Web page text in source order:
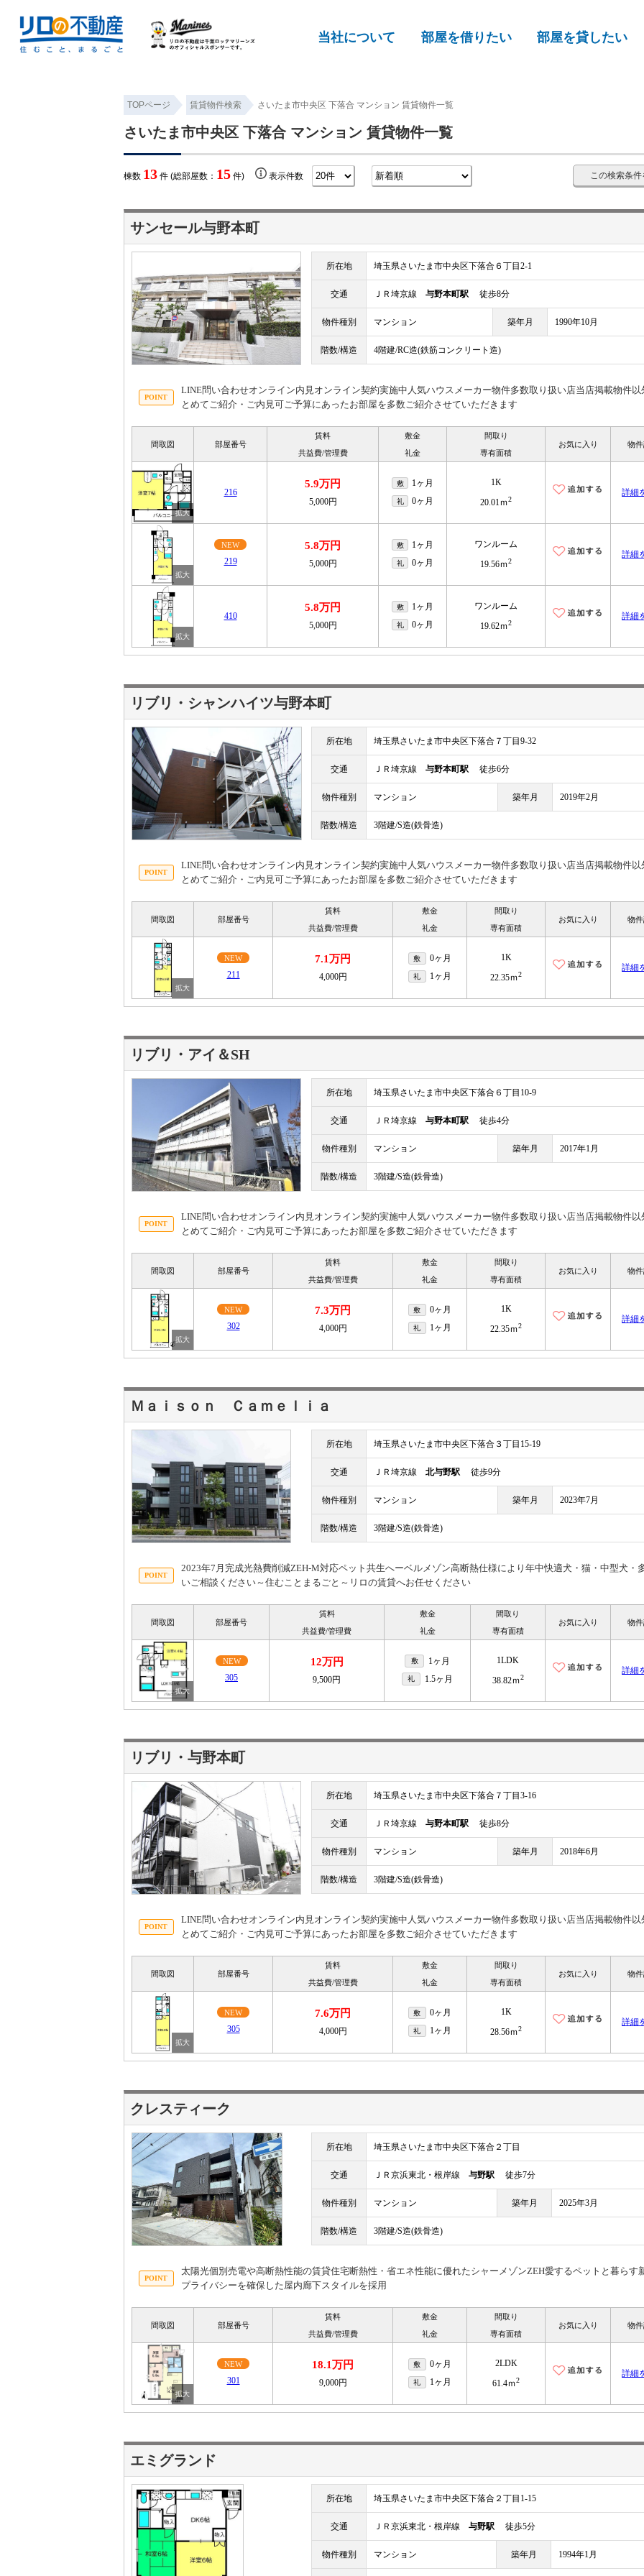
当社について 部屋を借りたい 部屋を貸したい
TOPページ 賃貸物件検索 さいたま市中央区 下落合 マンション 賃貸物件一覧
さいたま市中央区 下落合 マンション 賃貸物件一覧
棟数 13 件 (総部屋数： 15 件) 表示件数 この検索条
サンセール与野本町
所在地 埼玉県さいたま市中央区下落合６丁目2-1
交通 ＪＲ埼京線 与野本町駅 徒歩8分
物件種別 マンション 築年月 1990年10月
階数/構造 4階建/RC造(鉄筋コンクリート造)
LINE問い合わせオンライン内見オンライン契約実施中人気ハウスメーカー物件多数取り扱い店当店掲載物件以
とめてご紹介・ご内見可ご予算にあったお部屋を多数ご紹介させていただきます
間取図 部屋番号
賃料
共益費/管理費
敷金
礼金
間取り
専有面積
お気に入り 物
216
5.9万円
5,000円
敷 1ヶ月
礼 0ヶ月
1K
20.01ｍ2
詳細
NEW
219
5.8万円
5,000円
敷 1ヶ月
礼 0ヶ月
ワンルーム
19.56ｍ2
詳細
410
5.8万円
5,000円
敷 1ヶ月
礼 0ヶ月
ワンルーム
19.62ｍ2
詳細
リブリ・シャンハイツ与野本町
所在地 埼玉県さいたま市中央区下落合７丁目9-32
交通 ＪＲ埼京線 与野本町駅 徒歩6分
物件種別 マンション 築年月 2019年2月
階数/構造 3階建/S造(鉄骨造)
LINE問い合わせオンライン内見オンライン契約実施中人気ハウスメーカー物件多数取り扱い店当店掲載物件以
とめてご紹介・ご内見可ご予算にあったお部屋を多数ご紹介させていただきます
間取図 部屋番号
賃料
共益費/管理費
敷金
礼金
間取り
専有面積
お気に入り 物
NEW
211
7.1万円
4,000円
敷 0ヶ月
礼 1ヶ月
1K
22.35ｍ2
詳細
リブリ・アイ＆SH
所在地 埼玉県さいたま市中央区下落合６丁目10-9
交通 ＪＲ埼京線 与野本町駅 徒歩4分
物件種別 マンション 築年月 2017年1月
階数/構造 3階建/S造(鉄骨造)
LINE問い合わせオンライン内見オンライン契約実施中人気ハウスメーカー物件多数取り扱い店当店掲載物件以
とめてご紹介・ご内見可ご予算にあったお部屋を多数ご紹介させていただきます
間取図 部屋番号
賃料
共益費/管理費
敷金
礼金
間取り
専有面積
お気に入り 物
NEW
302
7.3万円
4,000円
敷 0ヶ月
礼 1ヶ月
1K
22.35ｍ2
詳細
Ｍａｉｓｏｎ Ｃａｍｅｌｉａ
所在地 埼玉県さいたま市中央区下落合３丁目15-19
交通 ＪＲ埼京線 北与野駅 徒歩9分
物件種別 マンション 築年月 2023年7月
階数/構造 3階建/S造(鉄骨造)
2023年7月完成光熱費削減ZEH-M対応ペット共生へーベルメゾン高断熱仕様により年中快適犬・猫・中型犬・
いご相談ください～住むことまるごと～リロの賃貸へお任せください
間取図 部屋番号
賃料
共益費/管理費
敷金
礼金
間取り
専有面積
お気に入り 物
NEW
305
12万円
9,500円
敷 1ヶ月
礼 1.5ヶ月
1LDK
38.82ｍ2
詳細
リブリ・与野本町
所在地 埼玉県さいたま市中央区下落合７丁目3-16
交通 ＪＲ埼京線 与野本町駅 徒歩8分
物件種別 マンション 築年月 2018年6月
階数/構造 3階建/S造(鉄骨造)
LINE問い合わせオンライン内見オンライン契約実施中人気ハウスメーカー物件多数取り扱い店当店掲載物件以
とめてご紹介・ご内見可ご予算にあったお部屋を多数ご紹介させていただきます
間取図 部屋番号
賃料
共益費/管理費
敷金
礼金
間取り
専有面積
お気に入り 物
NEW
305
7.6万円
4,000円
敷 0ヶ月
礼 1ヶ月
1K
28.56ｍ2
詳細
クレスティーク
所在地 埼玉県さいたま市中央区下落合２丁目
交通 ＪＲ京浜東北・根岸線 与野駅 徒歩7分
物件種別 マンション 築年月 2025年3月
階数/構造 3階建/S造(鉄骨造)
太陽光個別売電や高断熱性能の賃貸住宅断熱性・省エネ性能に優れたシャーメゾンZEH愛するペットと暮らす
プライバシーを確保した屋内廊下スタイルを採用
間取図 部屋番号
賃料
共益費/管理費
敷金
礼金
間取り
専有面積
お気に入り 物
NEW
301
18.1万円
9,000円
敷 0ヶ月
礼 1ヶ月
2LDK
61.4ｍ2
詳細
エミグランド
所在地 埼玉県さいたま市中央区下落合２丁目1-15
交通 ＪＲ京浜東北・根岸線 与野駅 徒歩5分
物件種別 マンション 築年月 1994年1月